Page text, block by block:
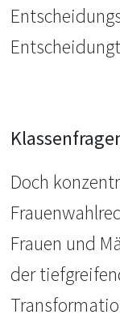
Doch
Frauen und
der